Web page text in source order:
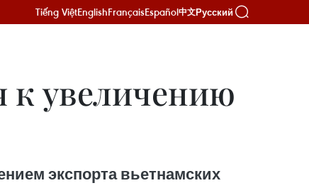
Tiếng ViệtEnglishFrançaisEspañol中文Русский
к увеличению
экспорта вьетнамских